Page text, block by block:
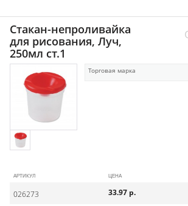
Стакан-непроливайка
для рисования, Луч,
250мл ст.1
Торговая марка
АРТИКУЛ ЦЕНА
026273 33.97 р.